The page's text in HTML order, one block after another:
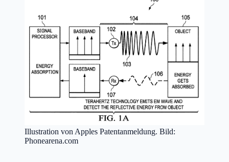
Illustration von Apples Patentanmeldung. Bild:
Phonearena.com